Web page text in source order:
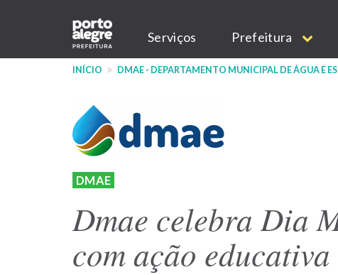
conteúdo
Main
navigation
Serviços Prefeitura
INÍCIO DMAE - DEPARTAMENTO MUNICIPAL DE ÁGUA E
DMAE
Dmae celebra Dia
com ação educativa